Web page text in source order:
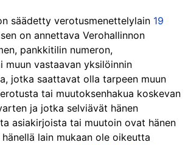
säädetty verotusmenettelylain 19
on annettava Verohallinnon
pankkitilin numeron,
muun vastaavan yksilöinnin
jotka saattavat olla tarpeen muun
tai muutoksenhakua koskevan
ja jotka selviävät hänen
asiakirjoista tai muutoin ovat hänen
lain mukaan ole oikeutta